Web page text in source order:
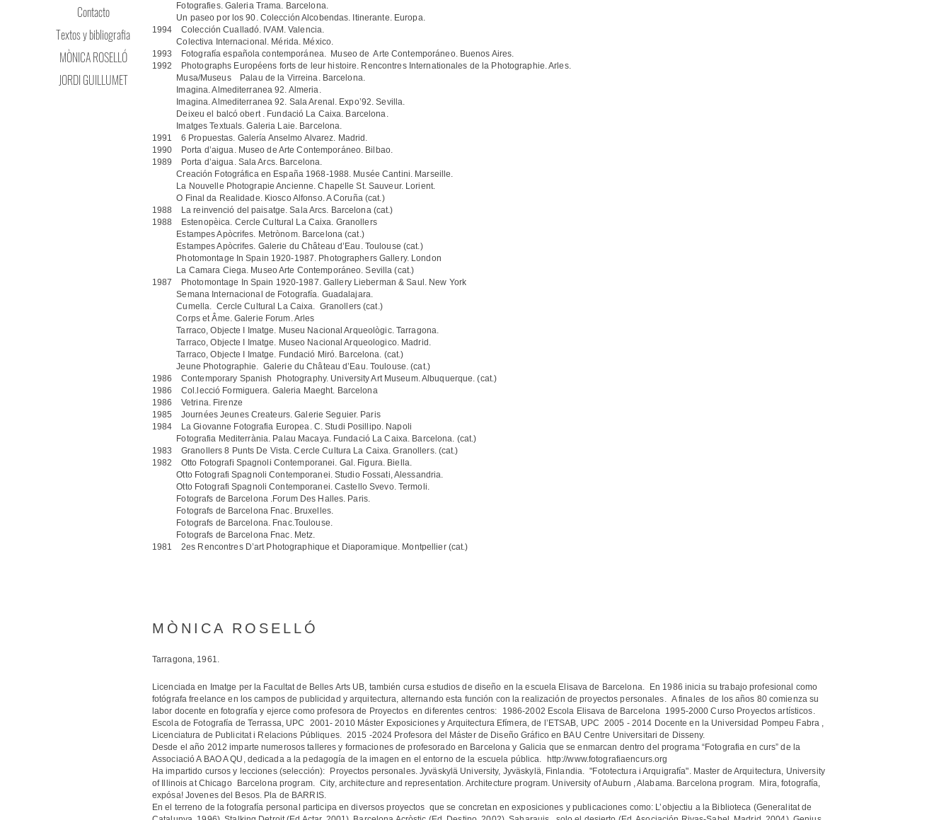
Contacto
Textos y bibliografia
MÒNICA ROSELLÓ
JORDI GUILLUMET
Fotografies. Galeria Trama. Barcelona.
Un paseo por los 90. Colección Alcobendas. Itinerante. Europa.
1994 Colección Cualladó. IVAM. Valencia.
Colectiva Internacional. Mérida. México.
1993 Fotografía española contemporánea. Museo de Arte Contemporáneo. Buenos Aires.
1992 Photographs Européens forts de leur histoire. Rencontres Internationales de la Photographie. Arles.
Musa/Museus Palau de la Virreina. Barcelona.
Imagina. Almediterranea 92. Almeria.
Imagina. Almediterranea 92. Sala Arenal. Expo’92. Sevilla.
Deixeu el balcó obert . Fundació La Caixa. Barcelona.
Imatges Textuals. Galeria Laie. Barcelona.
1991 6 Propuestas. Galería Anselmo Alvarez. Madrid.
1990 Porta d’aigua. Museo de Arte Contemporáneo. Bilbao.
1989 Porta d’aigua. Sala Arcs. Barcelona.
Creación Fotográfica en España 1968-1988. Musée Cantini. Marseille.
La Nouvelle Photograpie Ancienne. Chapelle St. Sauveur. Lorient.
O Final da Realidade. Kiosco Alfonso. A Coruña (cat.)
1988 La reinvenció del paisatge. Sala Arcs. Barcelona (cat.)
1988 Estenopèica. Cercle Cultural La Caixa. Granollers
Estampes Apòcrifes. Metrònom. Barcelona (cat.)
Estampes Apòcrifes. Galerie du Château d’Eau. Toulouse (cat.)
Photomontage In Spain 1920-1987. Photographers Gallery. London
La Camara Ciega. Museo Arte Contemporáneo. Sevilla (cat.)
1987 Photomontage In Spain 1920-1987. Gallery Lieberman & Saul. New York
Semana Internacional de Fotografía. Guadalajara.
Cumella. Cercle Cultural La Caixa. Granollers (cat.)
Corps et Âme. Galerie Forum. Arles
Tarraco, Objecte I Imatge. Museu Nacional Arqueològic. Tarragona.
Tarraco, Objecte I Imatge. Museo Nacional Arqueologico. Madrid.
Tarraco, Objecte I Imatge. Fundació Miró. Barcelona. (cat.)
Jeune Photographie. Galerie du Château d’Eau. Toulouse. (cat.)
1986 Contemporary Spanish Photography. University Art Museum. Albuquerque. (cat.)
1986 Col.lecció Formiguera. Galeria Maeght. Barcelona
1986 Vetrina. Firenze
1985 Journées Jeunes Createurs. Galerie Seguier. Paris
1984 La Giovanne Fotografia Europea. C. Studi Posillipo. Napoli
Fotografia Mediterrània. Palau Macaya. Fundació La Caixa. Barcelona. (cat.)
1983 Granollers 8 Punts De Vista. Cercle Cultura La Caixa. Granollers. (cat.)
1982 Otto Fotografi Spagnoli Contemporanei. Gal. Figura. Biella.
Otto Fotografi Spagnoli Contemporanei. Studio Fossati, Alessandria.
Otto Fotografi Spagnoli Contemporanei. Castello Svevo. Termoli.
Fotografs de Barcelona .Forum Des Halles. Paris.
Fotografs de Barcelona Fnac. Bruxelles.
Fotografs de Barcelona. Fnac.Toulouse.
Fotografs de Barcelona Fnac. Metz.
1981 2es Rencontres D’art Photographique et Diaporamique. Montpellier (cat.)
MÒNICA ROSELLÓ
Tarragona, 1961.
Licenciada en Imatge per la Facultat de Belles Arts UB, también cursa estudios de diseño en la escuela Elisava de Barcelona. En 1986 inicia su trabajo profesional como
fotógrafa freelance en los campos de publicidad y arquitectura, alternando esta función con la realización de proyectos personales. A finales de los años 80 comienza su
labor docente en fotografía y ejerce como profesora de Proyectos en diferentes centros: 1986-2002 Escola Elisava de Barcelona 1995-2000 Curso Proyectos artísticos.
Escola de Fotografía de Terrassa, UPC 2001- 2010 Máster Exposiciones y Arquitectura Efímera, de l’ETSAB, UPC 2005 - 2014 Docente en la Universidad Pompeu Fabra ,
Licenciatura de Publicitat i Relacions Públiques. 2015 -2024 Profesora del Máster de Diseño Gráfico en BAU Centre Universitari de Disseny.
Desde el año 2012 imparte numerosos talleres y formaciones de profesorado en Barcelona y Galicia que se enmarcan dentro del programa “Fotografia en curs” de la
Associació A BAO A QU, dedicada a la pedagogía de la imagen en el entorno de la escuela pública. http://www.fotografiaencurs.org
Ha impartido cursos y lecciones (selección): Proyectos personales. Jyväskylä University, Jyväskylä, Finlandia. "Fototectura i Arquigrafía". Master de Arquitectura, University
of Illinois at Chicago Barcelona program. City, architecture and representation. Architecture program. University of Auburn , Alabama. Barcelona program. Mira, fotografía,
expósa! Jovenes del Besos. Pla de BARRIS.
En el terreno de la fotografía personal participa en diversos proyectos que se concretan en exposiciones y publicaciones como: L’objectiu a la Biblioteca (Generalitat de